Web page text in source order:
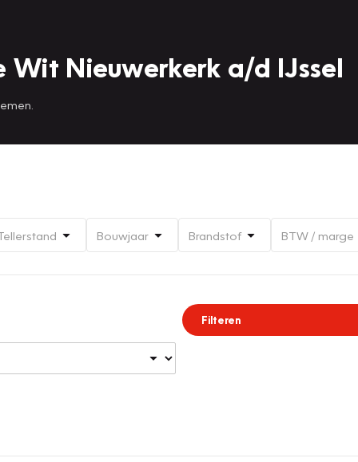
Wit Nieuwerkerk a/d IJssel
Bouwjaar Brandstof BTW / marge
Filteren